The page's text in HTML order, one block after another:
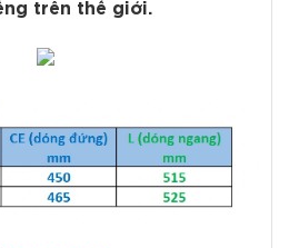
trên thế giới.